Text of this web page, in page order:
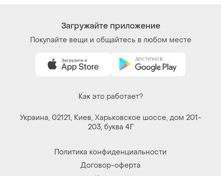
Загружайте приложение
Покупайте вещи и общайтесь в любом месте
Как это работает?
Украина, 02121, Киев, Харьковское шоссе, дом 201-
203, буква 4Г
Политика конфиденциальности
Договор-оферта